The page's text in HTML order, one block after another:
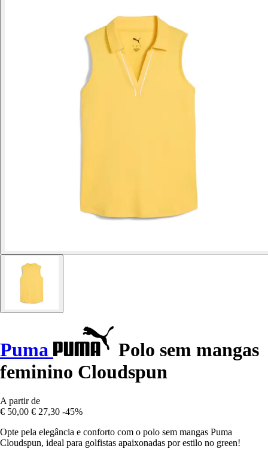
Puma
Polo sem mangas
feminino Cloudspun
A partir de
€ 50,00 € 27,30 -45%
Opte pela elegância e conforto com o polo sem mangas Puma
Cloudspun, ideal para golfistas apaixonadas por estilo no green!